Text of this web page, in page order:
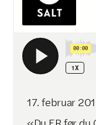
17. februar